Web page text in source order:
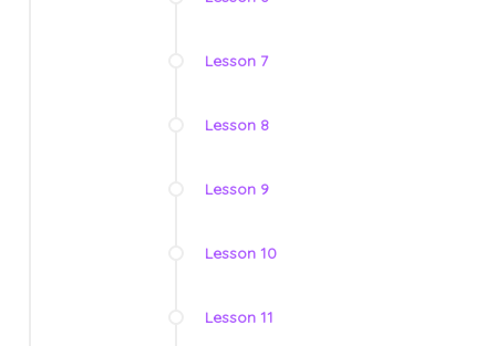
Lesson 7
Lesson 8
Lesson 9
Lesson 10
Lesson 11